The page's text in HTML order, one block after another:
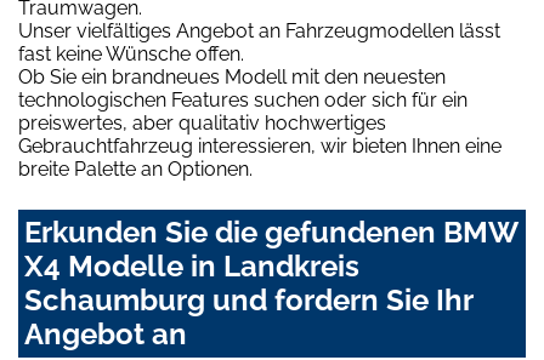
Traumwagen.
Unser vielfältiges Angebot an Fahrzeugmodellen lässt
fast keine Wünsche offen.
Ob Sie ein brandneues Modell mit den neuesten
technologischen Features suchen oder sich für ein
preiswertes, aber qualitativ hochwertiges
Gebrauchtfahrzeug interessieren, wir bieten Ihnen eine
breite Palette an Optionen.
Erkunden Sie die gefundenen BMW
X4 Modelle in Landkreis
Schaumburg und fordern Sie Ihr
Angebot an